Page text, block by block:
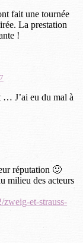
fait une tournée
La prestation
!
… J’ai eu du mal à
réputation 🙂
milieu des acteurs
et-strauss-